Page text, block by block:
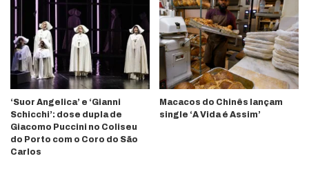
‘Suor Angelica’ e ‘Gianni
Schicchi’: dose dupla de
Giacomo Puccini no Coliseu
do Porto com o Coro do São
Carlos
Macacos do Chinês lançam
single ‘A Vida é Assim’